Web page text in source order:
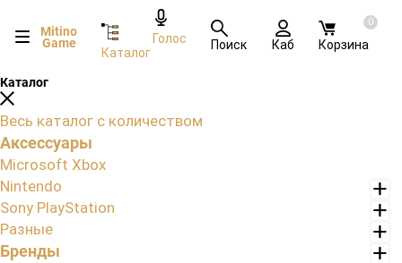
Mitino
Game
Каталог
Голос Поиск Каб
0
Корзина
Каталог
Весь каталог с количеством
Аксессуары
Microsoft Xbox
Nintendo
Sony PlayStation
Разные
Бренды